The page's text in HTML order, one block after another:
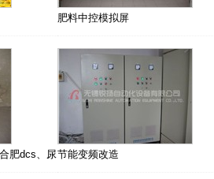
肥料中控模拟屏
肥dcs、尿节能变频改造